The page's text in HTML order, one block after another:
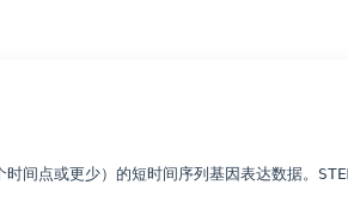
间点或更少）的短时间序列基因表达数据。